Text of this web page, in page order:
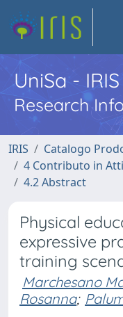
UniSa - IRIS
Research
IRIS
Catalogo
4 Contributo in
4.2 Abstract
Physical
expressive
training
Marchesano
Rosanna;